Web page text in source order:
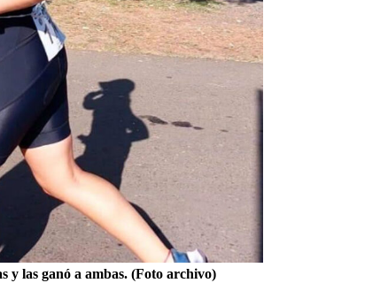
y las ganó a ambas. (Foto archivo)